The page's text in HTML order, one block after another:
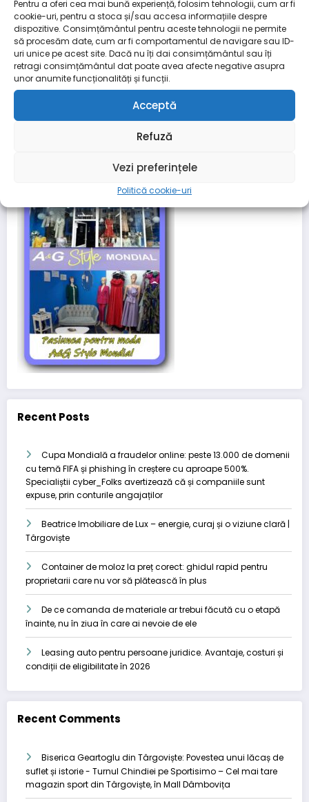
Pentru a oferi cea mai bună experiență, folosim tehnologii, cum ar fi
cookie-uri, pentru a stoca și/sau accesa informațiile despre
dispozitive. Consimțământul pentru aceste tehnologii ne permite
să procesăm date, cum ar fi comportamentul de navigare sau ID-
uri unice pe acest site. Dacă nu îți dai consimțământul sau îți
retragi consimțământul dat poate avea afecte negative asupra
unor anumite funcționalități și funcții.
Acceptă
Refuză
Vezi preferințele
Politică cookie-uri
Recent Posts
Cupa Mondială a fraudelor online: peste 13.000 de domenii
cu temă FIFA și phishing în creștere cu aproape 500%.
Specialiștii cyber_Folks avertizează că și companiile sunt
expuse, prin conturile angajaților
Beatrice Imobiliare de Lux – energie, curaj și o viziune clară |
Târgoviște
Container de moloz la preț corect: ghidul rapid pentru
proprietarii care nu vor să plătească în plus
De ce comanda de materiale ar trebui făcută cu o etapă
înainte, nu în ziua în care ai nevoie de ele
Leasing auto pentru persoane juridice. Avantaje, costuri și
condiții de eligibilitate în 2026
Recent Comments
Biserica Geartoglu din Târgoviște: Povestea unui lăcaș de
suflet și istorie - Turnul Chindiei peSportisimo – Cel mai tare
magazin sport din Târgoviște, în Mall Dâmbovița